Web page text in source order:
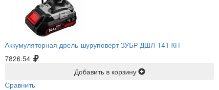
Аккумуляторная дрель-шуруповерт ЗУБР ДШЛ-141 КН
7826.54
Добавить в корзину
Сравнить